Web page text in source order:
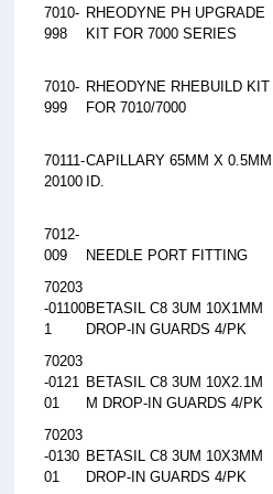
7010-
998
RHEODYNE PH UPGRADE
KIT FOR 7000 SERIES
7010-
999
RHEODYNE RHEBUILD KIT
FOR 7010/7000
70111-
20100
CAPILLARY 65MM X 0.5MM
ID.
7012-
009
NEEDLE PORT FITTING
70203
-01100
1
BETASIL C8 3UM 10X1MM
DROP-IN GUARDS 4/PK
70203
-0121
01
BETASIL C8 3UM 10X2.1M
M DROP-IN GUARDS 4/PK
70203
-0130
01
BETASIL C8 3UM 10X3MM
DROP-IN GUARDS 4/PK